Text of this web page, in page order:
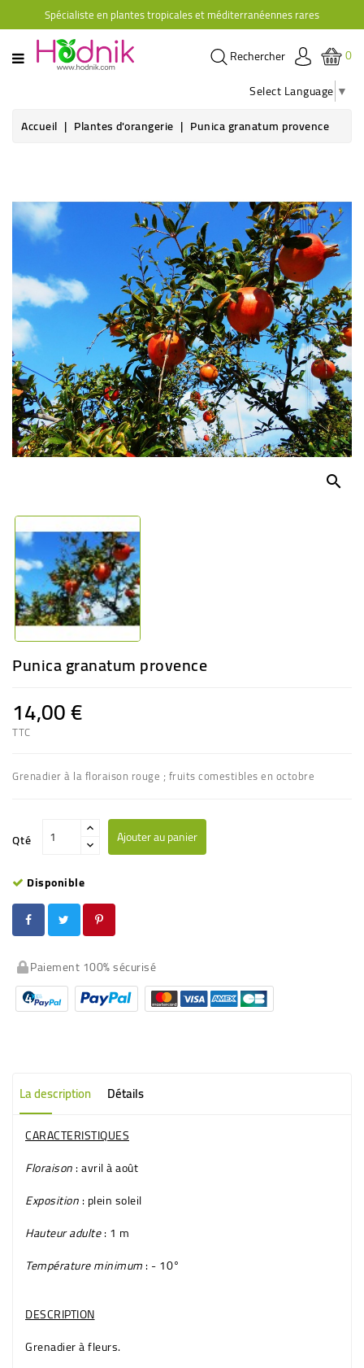
Spécialiste en plantes tropicales et méditerranéennes rares
CATÉGORIE
PLANTES
GRIMPANTES
HIBISCUS
BRUGMANSIAS
RUSTIQUES
PLANTES
RETOMBANTES
CACTÉES
-
PLANTES
GRASSES
BEGONIAS
DE
ENGRAIS
OFFRES
SPÉCIALES
PLANTES
PARFUMÉES
0
Rechercher
Select Language ▼
Accueil
Plantes d'orangerie Punica granatum provence
search
Punica granatum provence
14,00 €
TTC
Grenadier à la floraison rouge ; fruits comestibles en octobre
Qté Ajouter au panier
Disponible
Paiement 100% sécurisé
La description Détails
CARACTERISTIQUES
Floraison: avril à août
Exposition: plein soleil
Hauteur adulte: 1 m
Température minimum: - 10°
DESCRIPTION
Grenadier à fleurs.